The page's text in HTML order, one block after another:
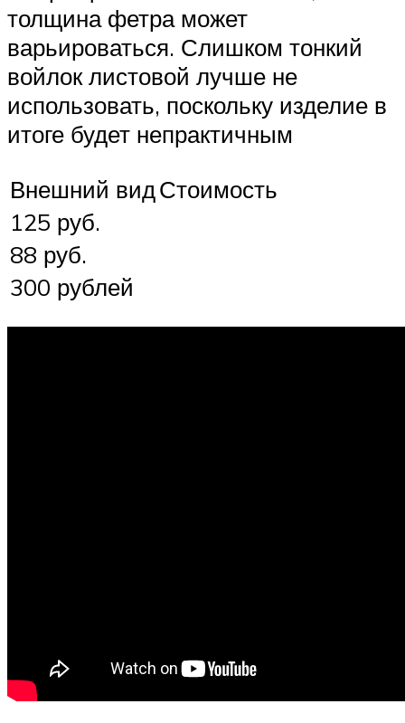
толщина фетра может
варьироваться. Слишком тонкий
войлок листовой лучше не
использовать, поскольку изделие в
итоге будет непрактичным
Внешний видСтоимость
125 руб.
88 руб.
300 рублей